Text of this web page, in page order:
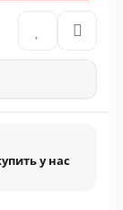
у нас